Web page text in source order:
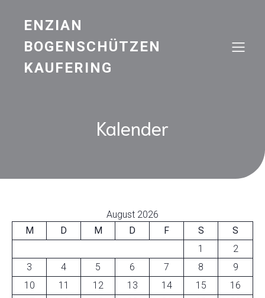
ENZIAN
BOGENSCHÜTZEN
KAUFERING
Kalender
August 2026
M
D M D F S
S
1
2
3
4 5 6 7 8
9
10
11 12 13 14 15
16